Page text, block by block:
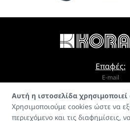
Επαφές:
E-mail
Αυτή η ιστοσελίδα
Χρησιμοποιούμε cookies ώστε να
περιεχόμενο και τις διαφημίσεις,